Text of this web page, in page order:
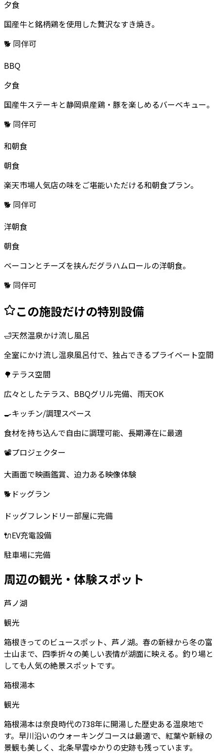
夕食
国産牛と銘柄鶏を使用した贅沢なすき焼き。
🐕 同伴可
BBQ
夕食
国産牛ステーキと静岡県産鶏・豚を楽しめるバーベキュー。
🐕 同伴可
和朝食
朝食
楽天市場人気店の味をご堪能いただける和朝食プラン。
🐕 同伴可
洋朝食
朝食
ベーコンとチーズを挟んだグラハムロールの洋朝食。
🐕 同伴可
この施設だけの特別設備
🛁天然温泉かけ流し風呂
全室にかけ流し温泉風呂付で、独占できるプライベート空間
🌳テラス空間
広々としたテラス、BBQグリル完備、雨天OK
🍳キッチン/調理スペース
食材を持ち込んで自由に調理可能、長期滞在に最適
📽️プロジェクター
大画面で映画鑑賞、迫力ある映像体験
🐕ドッグラン
ドッグフレンドリー部屋に完備
🔌EV充電設備
駐車場に完備
周辺の観光・体験スポット
芦ノ湖
観光
箱根きってのビュースポット、芦ノ湖。春の新緑から冬の富
士山まで、四季折々の美しい表情が湖面に映える。釣り場と
しても人気の絶景スポットです。
箱根湯本
観光
箱根湯本は奈良時代の738年に開湯した歴史ある温泉地で
す。早川沿いのウォーキングコースは最適で、紅葉や新緑の
景観も美しく、北条早雲ゆかりの史跡も残っています。